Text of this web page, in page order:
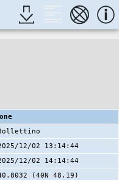
12/02 13:14:44
12/02 14:14:44
(40N 48.19)